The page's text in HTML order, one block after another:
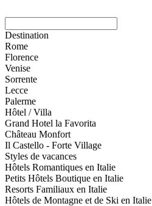
Destination
Rome
Florence
Venise
Sorrente
Lecce
Palerme
Hôtel / Villa
Grand Hotel la Favorita
Château Monfort
Il Castello - Forte Village
Styles de vacances
Hôtels Romantiques en Italie
Petits Hôtels Boutique en Italie
Resorts Familiaux en Italie
Hôtels de Montagne et de Ski en Italie